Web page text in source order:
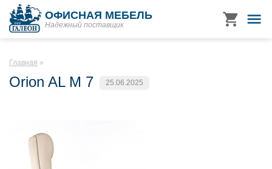
ОФИСНАЯ МЕБЕЛЬ
Надежный поставщик
Главная
Orion AL M 7 25.06.2025